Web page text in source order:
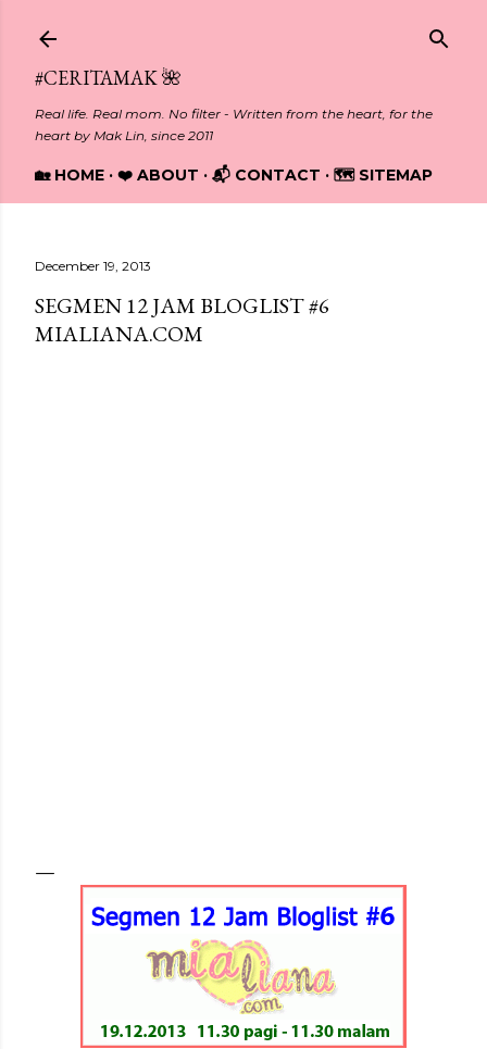
#CERITAMAK 🌺
Real life. Real mom. No filter - Written from the heart, for the
heart by Mak Lin, since 2011
🏡 HOME ❤️ ABOUT 📬 CONTACT 🗺️ SITEMAP
December 19, 2013
SEGMEN 12 JAM BLOGLIST #6
MIALIANA.COM